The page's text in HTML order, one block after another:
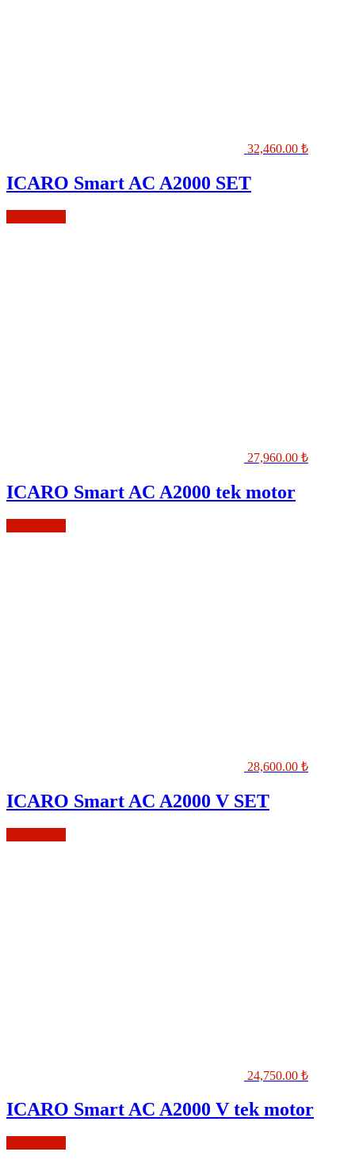
32,460.00 ₺
ICARO Smart AC A2000 SET
27,960.00 ₺
ICARO Smart AC A2000 tek motor
28,600.00 ₺
ICARO Smart AC A2000 V SET
24,750.00 ₺
ICARO Smart AC A2000 V tek motor